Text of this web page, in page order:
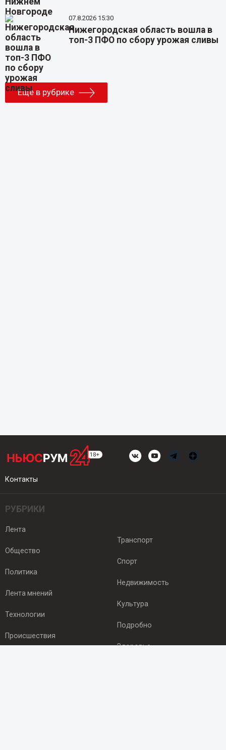
07.8.2026 15:30
Нижегородская область вошла в
топ-3 ПФО по сбору урожая сливы
Еще в рубрике
Контакты
РУБРИКИ
Лента
Общество
Политика
Лента мнений
Технологии
Происшествия
Транспорт
Спорт
Недвижимость
Культура
Подробно
Здоровье